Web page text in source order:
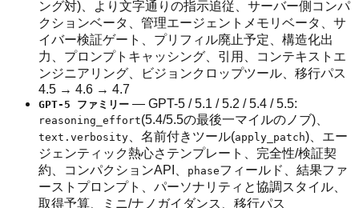
ング対)、より文字通りの指示追従、サーバー側コンパ
クションベータ、管理エージェントメモリベータ、サ
イバー検証ゲート、プリフィル廃止予定、構造化出
力、プロンプトキャッシング、引用、コンテキストエ
ンジニアリング、ビジョンクロップツール、移行パス
4.5 → 4.6 → 4.7
GPT-5 ファミリー — GPT-5 / 5.1 / 5.2 / 5.4 / 5.5:
reasoning_effort(5.4/5.5の最後一マイルのノブ)、
text.verbosity 、名前付きツール(apply_patch)、エー
ジェンティック熱心さテンプレート、完全性/検証契
約、コンパクションAPI、
phaseフィールド、結果ファ
ーストプロンプト、パーソナリティと協調スタイル、
取得予算、ミニ/ナノガイダンス、移行パス